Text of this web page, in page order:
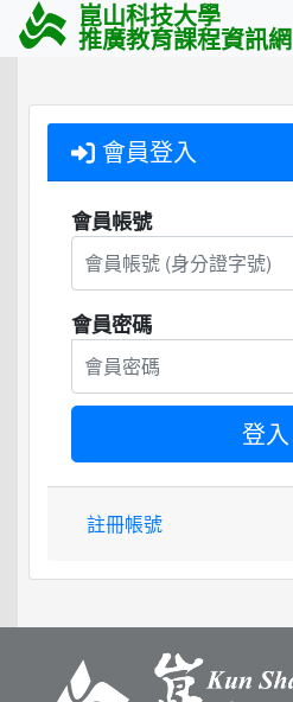
崑山科技大學
推廣教育課程資訊網
會員登入
會員帳號
會員密碼
註冊帳號